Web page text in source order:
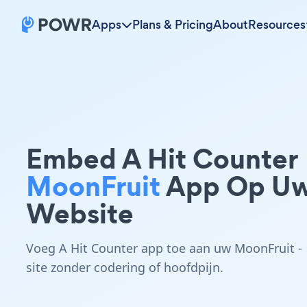
Apps Plans & PricingAboutResources
Embed A Hit Counter
MoonFruitApp Op
Website
Voeg A Hit Counter app toe aan uw MoonFruit -
site zonder codering of hoofdpijn.